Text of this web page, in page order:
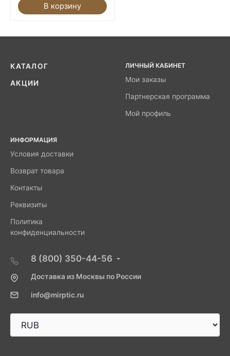
В корзину
КАТАЛОГ
АКЦИИ
ЛИЧНЫЙ КАБИНЕТ
Мои заказы
Партнерская программа
Мой профиль
ИНФОРМАЦИЯ
Условия доставки
Возврат товара
Контакты
Реквизиты
Политика
конфиденциальности
8 (800) 350-44-56
Доставка из Москвы по России
info@mirptic.ru